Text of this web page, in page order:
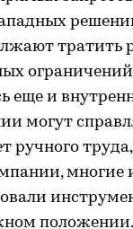
тратить
еще и
могут
ручного
многие